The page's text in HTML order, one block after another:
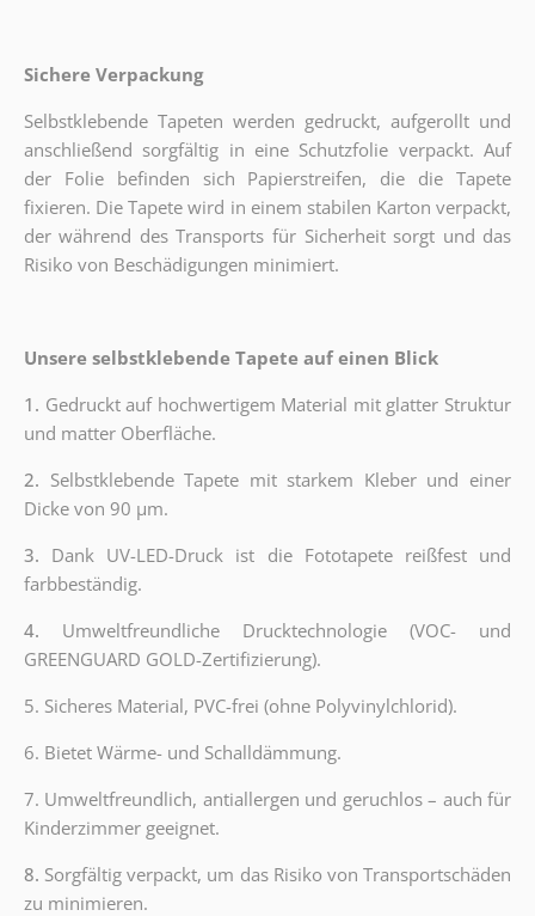
Sichere Verpackung
Selbstklebende Tapeten werden gedruckt, aufgerollt und
anschließend sorgfältig in eine Schutzfolie verpackt. Auf
der Folie befinden sich Papierstreifen, die die Tapete
fixieren. Die Tapete wird in einem stabilen Karton verpackt,
der während des Transports für Sicherheit sorgt und das
Risiko von Beschädigungen minimiert.
Unsere selbstklebende Tapete auf einen Blick
1. Gedruckt auf hochwertigem Material mit glatter Struktur
und matter Oberfläche.
2. Selbstklebende Tapete mit starkem Kleber und einer
Dicke von 90 µm.
3. Dank UV-LED-Druck ist die Fototapete reißfest und
farbbeständig.
4. Umweltfreundliche Drucktechnologie (VOC- und
GREENGUARD GOLD-Zertifizierung).
5. Sicheres Material, PVC-frei (ohne Polyvinylchlorid).
6. Bietet Wärme- und Schalldämmung.
7. Umweltfreundlich, antiallergen und geruchlos – auch für
Kinderzimmer geeignet.
8. Sorgfältig verpackt, um das Risiko von Transportschäden
zu minimieren.